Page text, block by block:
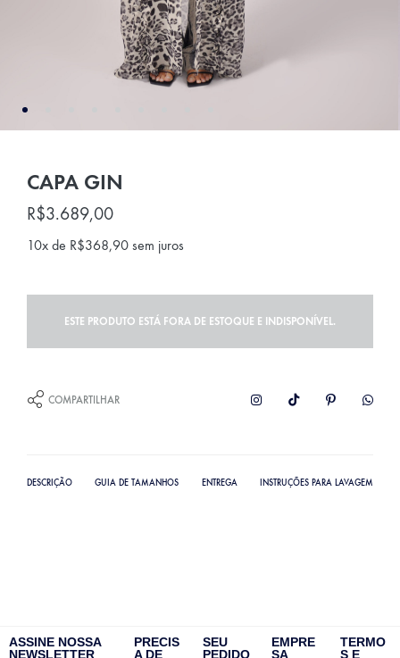
CAPA GIN
R$3.689,00
10x de R$368,90 sem juros
ESTE PRODUTO ESTÁ FORA DE ESTOQUE E INDISPONÍVEL.
COMPARTILHAR
DESCRIÇÃO GUIA DE TAMANHOS ENTREGA INSTRUÇÕES PARA LAVAGEM
ASSINE NOSSA
NEWSLETTER
PRECIS
A DE
SEU
PEDIDO
EMPRE
SA
TERMO
S E